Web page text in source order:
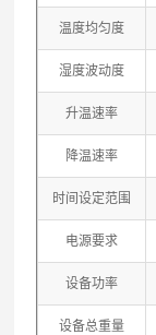
温度均匀度
湿度波动度
升温速率
降温速率
时间设定范围
电源要求
设备功率
设备总重量